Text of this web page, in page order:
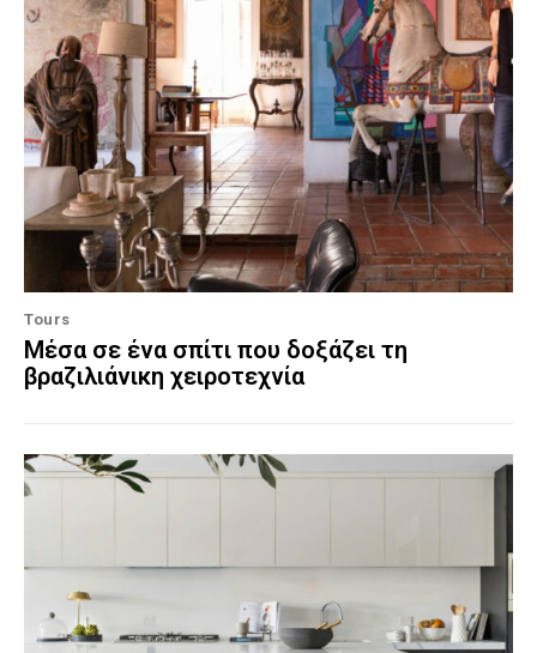
Tours
Μέσα σε ένα σπίτι που δοξάζει τη
βραζιλιάνικη χειροτεχνία